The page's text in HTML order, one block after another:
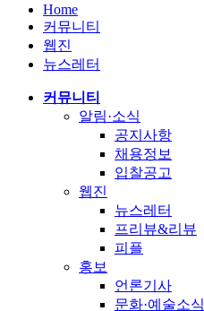
Home
커뮤니티
웹진
뉴스레터
커뮤니티
알림·소식
공지사항
채용정보
입찰공고
웹진
뉴스레터
프리뷰&리뷰
피플
홍보
언론기사
문화·예술소식